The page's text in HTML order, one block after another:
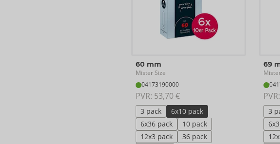
60 mm
Mister Size
04173190000
PVR: 53,70 €
3 pack
6x10 pack
6x36 pack
10 pack
12x3 pack
36 pack
69
PVR:
3